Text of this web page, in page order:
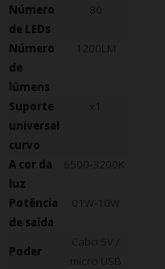
Número
de LEDs
80
Número
de
lúmens
1200LM
Suporte
universal
curvo
x1
A cor da
luz
6500-3200K
Potência
de saída
01W-10W
Poder
Cabo 5V /
micro USB